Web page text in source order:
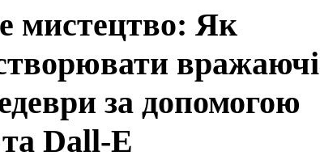
мистецтво: Як
вражаючі
за допомогою
Dall-E